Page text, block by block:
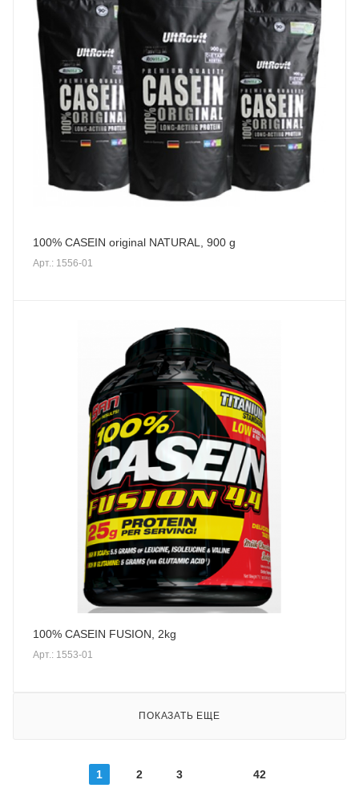
100% CASEIN original NATURAL, 900 g
Арт.: 1556-01
100% CASEIN FUSION, 2kg
Арт.: 1553-01
ПОКАЗАТЬ ЕЩЕ
1 2 3 42